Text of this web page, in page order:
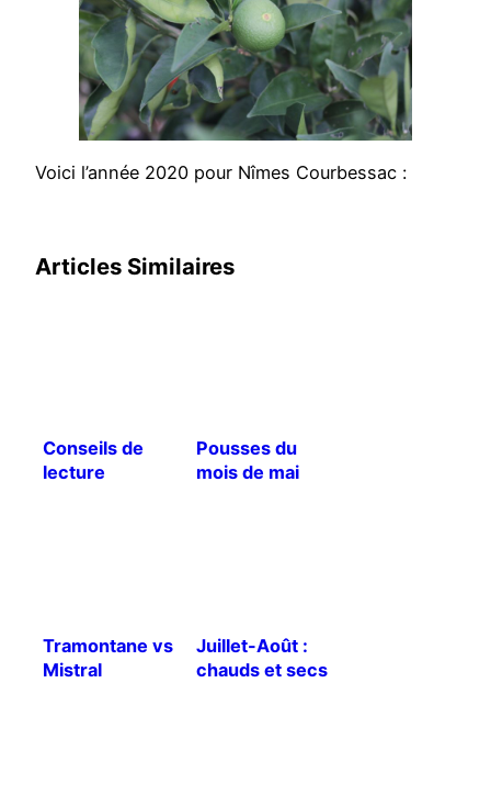
Voici l’année 2020 pour Nîmes Courbessac :
Articles Similaires
Conseils de
lecture
Pousses du
mois de mai
Tramontane vs
Mistral
Juillet-Août :
chauds et secs